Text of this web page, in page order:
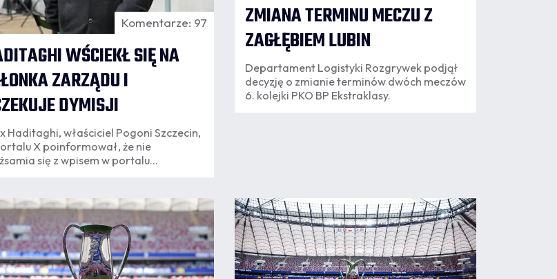
Komentarze: 97
WŚCIEKŁ SIĘ NA
ZARZĄDU I
DYMISJI
Haditaghi, właściciel Pogoni Szczecin,
X poinformował, że nie
się z wpisem w portalu
stanowiska. Rafał Chlasta
także pracownikiem klubu i jak
Haditaghi, sprawa
została już działowi
w celu zakończenia
ZMIANA TERMINU MECZU Z
ZAGŁĘBIEM LUBIN
Departament Logistyki Rozgrywek podjął
decyzję o zmianie terminów dwóch meczów
6. kolejki PKO BP Ekstraklasy.
06.08
8:29